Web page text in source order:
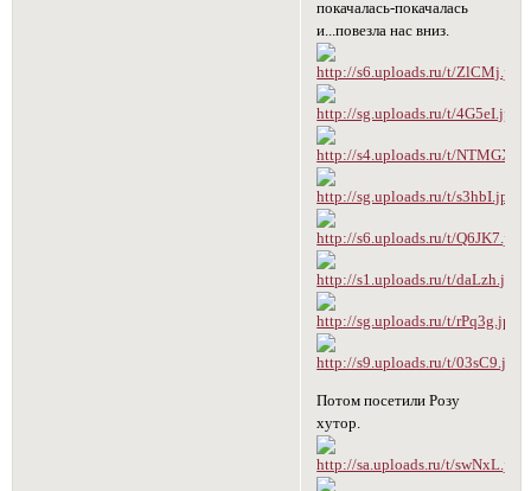
покачалась-покачалась
и...повезла нас вниз.
Потом посетили Розу
хутор.